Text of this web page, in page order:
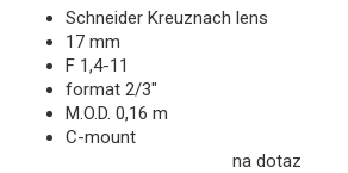
Schneider Kreuznach lens
17 mm
F 1,4-11
format 2/3"
M.O.D. 0,16 m
C-mount
na dotaz